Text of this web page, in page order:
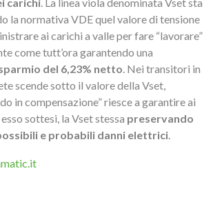
la normativa VDE quel valore di tensione
ai carichi a valle per fare “lavorare”
come tutt’ora garantendo una
del 6,23% netto. Nei transitori in
scende sotto il valore della Vset,
in compensazione” riesce a garantire ai
sottesi, la Vset stessa preservando
e probabili danni elettrici.